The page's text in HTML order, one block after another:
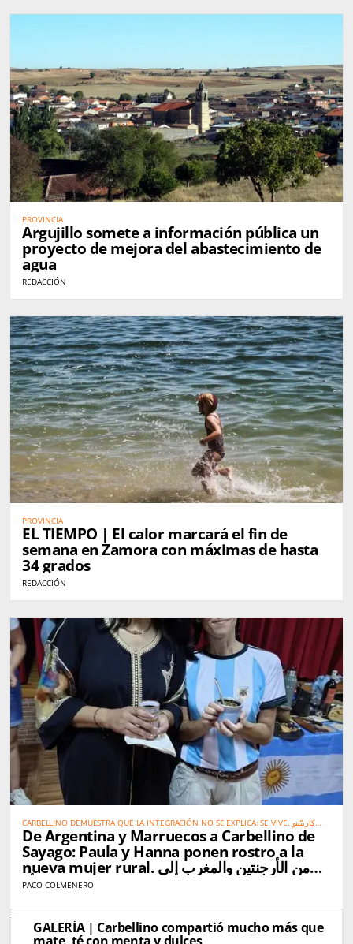
PROVINCIA
Argujillo somete a información pública un
proyecto de mejora del abastecimiento de
agua
REDACCIÓN
PROVINCIA
EL TIEMPO | El calor marcará el fin de
semana en Zamora con máximas de hasta
34 grados
REDACCIÓN
CARBELLINO DEMUESTRA QUE LA INTEGRACIÓN NO SE EXPLICA: SE VIVE. كاربيّينو
تُثبت أن الاندماج الحقيقي لا يحتاج إلى شرح… بل يُعاش
De Argentina y Marruecos a Carbellino de
Sayago: Paula y Hanna ponen rostro a la
nueva mujer rural. من الأرجنتين والمغرب إلى
كاربيّينو دي ساياغو: باولا وهناء تجسّدان صورة المرأة
PACO COLMENERO
GALERÍA | Carbellino compartió mucho más que
mate, té con menta y dulces